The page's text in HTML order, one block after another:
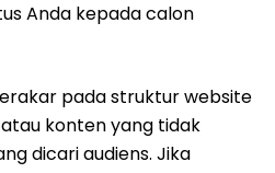
Anda kepada calon
pada struktur website
konten yang tidak
dicari audiens. Jika